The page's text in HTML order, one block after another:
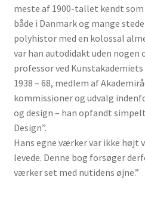
meste af 1900-tallet kendt som
både i Danmark og mange
polyhistor med en kolossal
var han autodidakt uden nogen
professor ved
1938 – 68, medlem af
kommissioner og udvalg
og design – han opfandt
Design”.
Hans egne værker var ikke højt
levede. Denne bog forsøger
værker set med nutidens øjne.”